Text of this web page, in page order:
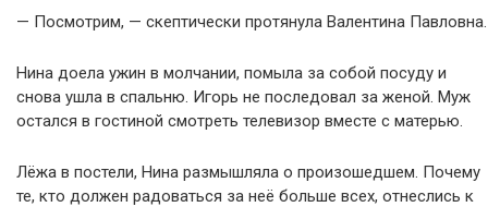
— Посмотрим, — скептически протянула Валентина Павловна.
Нина доела ужин в молчании, помыла за собой посуду и
снова ушла в спальню. Игорь не последовал за женой. Муж
остался в гостиной смотреть телевизор вместе с матерью.
Лёжа в постели, Нина размышляла о произошедшем. Почему
те, кто должен радоваться за неё больше всех, отнеслись к